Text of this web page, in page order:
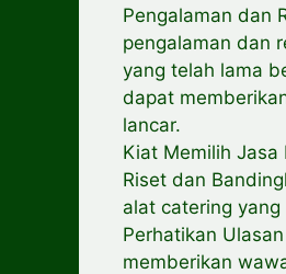
Pengalaman dan
pengalaman dan
yang telah lama
dapat
lancar.
Kiat Memilih Jasa
Riset dan
alat catering
Perhatikan
memberikan